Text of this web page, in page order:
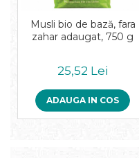
Musli bio de bază, fara
zahar adaugat, 750 g
25,52 Lei
ADAUGA IN COS